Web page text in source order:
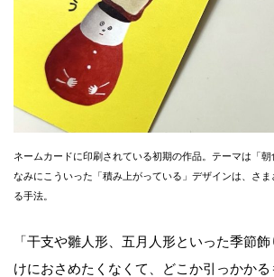
ネームカードに印刷されている初期の作品。テーマは「
なみにこういった「積み上がっている」デザインは、さ
る手法。
「干支や雛人形、五月人形といった季節
けにおさめたくなくて、どこか引っかか